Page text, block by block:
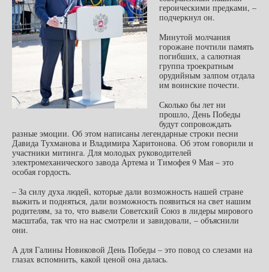
героическими предками, –
подчеркнул он.
Минутой молчания
горожане почтили память
погибших, а салютная
группа троекратным
орудийным залпом отдала
им воинские почести.
Сколько бы лет ни
прошло, День Победы
будут сопровождать
разные эмоции. Об этом написаны легендарные строки песни
Давида Тухманова и Владимира Харитонова. Об этом говорили и
участники митинга. Для молодых руководителей
электромеханического завода Артема и Тимофея 9 Мая – это
особая гордость.
– За силу духа людей, которые дали возможность нашей стране
выжить и подняться, дали возможность появиться на свет нашим
родителям, за то, что вывели Советский Союз в лидеры мирового
масштаба, так что на нас смотрели и завидовали, – объяснили
они.
А для Галины Новиковой День Победы – это повод со слезами на
глазах вспомнить, какой ценой она далась.